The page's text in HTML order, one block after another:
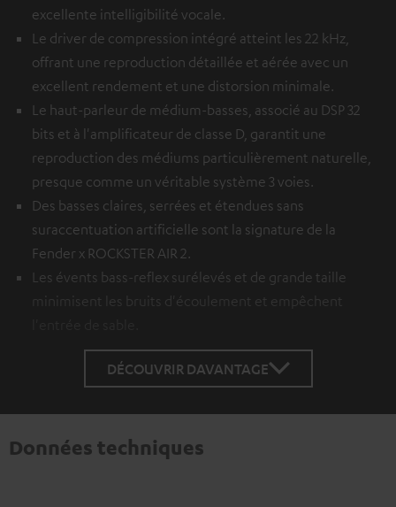
excellente intelligibilité vocale.
Le driver de compression intégré atteint les 22 kHz,
offrant une reproduction détaillée et aérée avec un
excellent rendement et une distorsion minimale.
Le haut-parleur de médium-basses, associé au DSP 32
bits et à l'amplificateur de classe D, garantit une
reproduction des médiums particulièrement naturelle,
presque comme un véritable système 3 voies.
Des basses claires, serrées et étendues sans
suraccentuation artificielle sont la signature de la
Fender x ROCKSTER AIR 2.
Les évents bass-reflex surélevés et de grande taille
minimisent les bruits d'écoulement et empêchent
DÉCOUVRIR DAVANTAGE
Données techniques